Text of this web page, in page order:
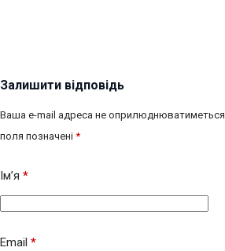
Залишити відповідь
Ваша e-mail адреса не оприлюднюватиметься.
поля позначені *
Ім’я *
Email *